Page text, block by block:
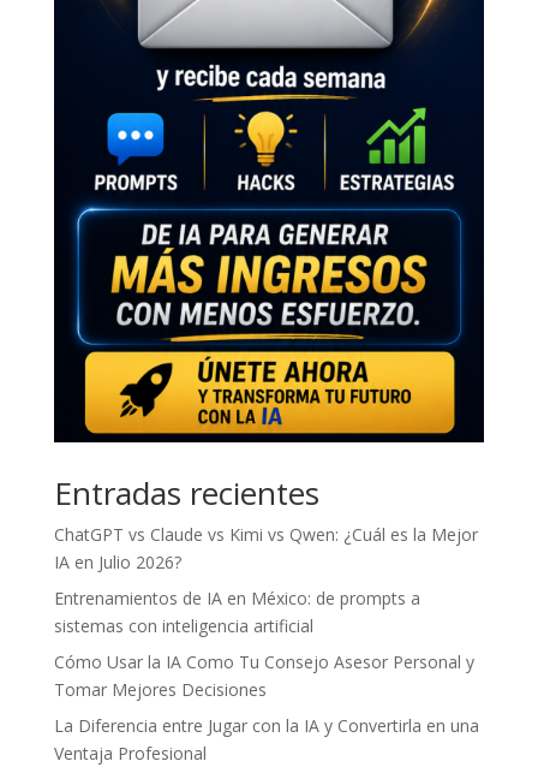
Entradas recientes
ChatGPT vs Claude vs Kimi vs Qwen: ¿Cuál es la Mejor
IA en Julio 2026?
Entrenamientos de IA en México: de prompts a
sistemas con inteligencia artificial
Cómo Usar la IA Como Tu Consejo Asesor Personal y
Tomar Mejores Decisiones
La Diferencia entre Jugar con la IA y Convertirla en una
Ventaja Profesional